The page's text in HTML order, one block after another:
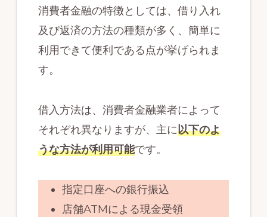
消費者金融の特徴としては、借り入れ
及び返済の方法の種類が多く、簡単に
利用できて便利である点が挙げられま
す。
借入方法は、消費者金融業者によって
それぞれ異なりますが、主に以下のよ
うな方法が利用可能です。
指定口座への銀行振込
店舗ATMによる現金受領